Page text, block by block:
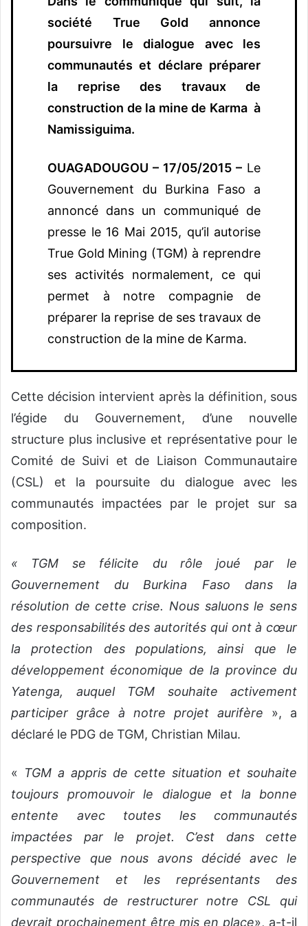
société True Gold annonce
poursuivre le dialogue avec les
communautés et déclare préparer
la reprise des travaux de
construction de la mine de Karma à
Namissiguima.
OUAGADOUGOU – 17/05/2015 – Le
Gouvernement du Burkina Faso a
annoncé dans un communiqué de
presse le 16 Mai 2015, qu’il autorise
True Gold Mining (TGM) à reprendre
ses activités normalement, ce qui
permet à notre compagnie de
préparer la reprise de ses travaux de
construction de la mine de Karma.
Cette décision intervient après la définition, sous
l’égide du Gouvernement, d’une nouvelle
structure plus inclusive et représentative pour le
Comité de Suivi et de Liaison Communautaire
(CSL) et la poursuite du dialogue avec les
communautés impactées par le projet sur sa
composition.
« TGM se félicite du rôle joué par le
Gouvernement du Burkina Faso dans la
résolution de cette crise. Nous saluons le sens
des responsabilités des autorités qui ont à cœur
la protection des populations, ainsi que le
développement économique de la province du
Yatenga, auquel TGM souhaite activement
participer grâce à notre projet aurifère », a
déclaré le PDG de TGM, Christian Milau.
« TGM a appris de cette situation et souhaite
toujours promouvoir le dialogue et la bonne
entente avec toutes les communautés
impactées par le projet. C’est dans cette
perspective que nous avons décidé avec le
Gouvernement et les représentants des
communautés de restructurer notre CSL qui
devrait prochainement être mis en place», a-t-il